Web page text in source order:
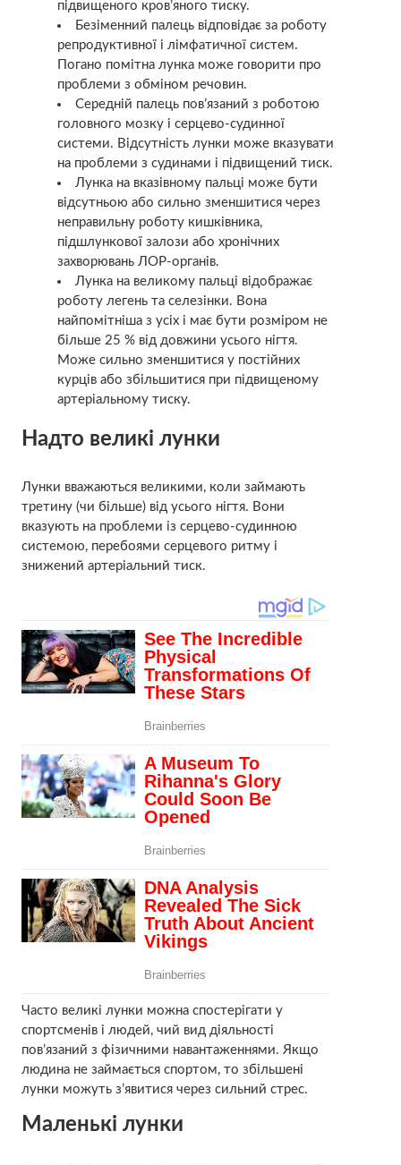
підвищеного кров’яного тиску.
Безіменний палець відповідає за роботу
репродуктивної і лімфатичної систем.
Погано помітна лунка може говорити про
проблеми з обміном речовин.
Середній палець пов’язаний з роботою
головного мозку і серцево-судинної
системи. Відсутність лунки може вказувати
на проблеми з судинами і підвищений тиск.
Лунка на вказівному пальці може бути
відсутньою або сильно зменшитися через
неправильну роботу кишківника,
підшлункової залози або хронічних
захворювань ЛОР-органів.
Лунка на великому пальці відображає
роботу легень та селезінки. Вона
найпомітніша з усіх і має бути розміром не
більше 25 % від довжини усього нігтя.
Може сильно зменшитися у постійних
курців або збільшитися при підвищеному
артеріальному тиску.
Надто великі лунки
Лунки вважаються великими, коли займають
третину (чи більше) від усього нігтя. Вони
вказують на проблеми із серцево-судинною
системою, перебоями серцевого ритму і
знижений артеріальний тиск.
Часто великі лунки можна спостерігати у
спортсменів і людей, чий вид діяльності
пов’язаний з фізичними навантаженнями. Якщо
людина не займається спортом, то збільшені
лунки можуть з’явитися через сильний стрес.
Маленькі лунки